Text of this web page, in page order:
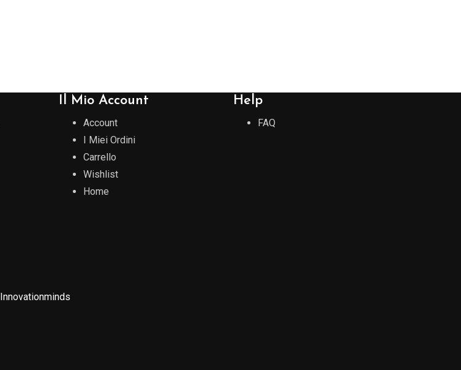
Il Mio Account
Account
I Miei Ordini
Carrello
Wishlist
Home
Help
FAQ
Innovationminds